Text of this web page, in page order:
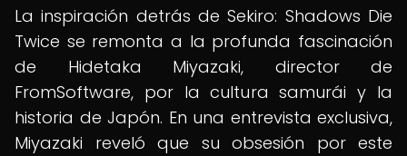
La inspiración detrás de Sekiro: Shadows Die
Twice se remonta a la profunda fascinación
de Hidetaka Miyazaki, director de
FromSoftware, por la cultura samurái y la
historia de Japón. En una entrevista exclusiva,
Miyazaki reveló que su obsesión por este